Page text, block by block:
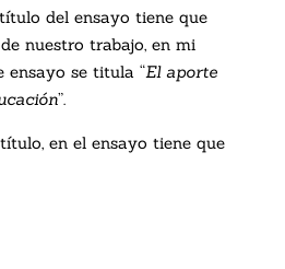
del ensayo tiene que
nuestro trabajo, en mi
ensayo se titula “El aporte
”.
en el ensayo tiene que